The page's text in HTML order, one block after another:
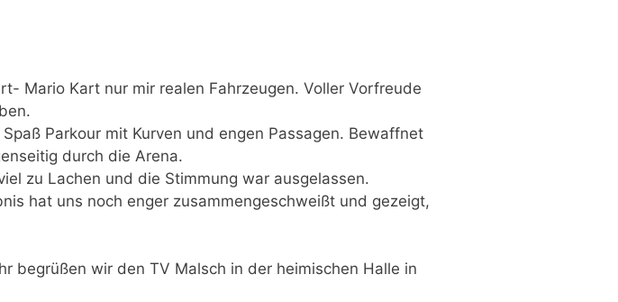
Mario Kart nur mir realen Fahrzeugen. Voller Vorfreude
Parkour mit Kurven und engen Passagen. Bewaffnet
durch die Arena.
zu Lachen und die Stimmung war ausgelassen.
hat uns noch enger zusammengeschweißt und gezeigt,
begrüßen wir den TV Malsch in der heimischen Halle in